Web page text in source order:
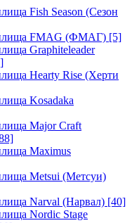
Fish Season (Сезон
FMAG (ФМАГ) [5]
Graphiteleader
Hearty Rise (Херти
Kosadaka
Major Craft
Maximus
Metsui (Метсуи)
Narval (Нарвал) [40]
Nordic Stage